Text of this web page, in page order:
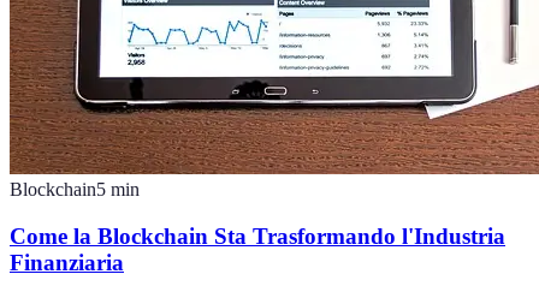
Blockchain5 min
Come la Blockchain Sta Trasformando l'Industria
Finanziaria